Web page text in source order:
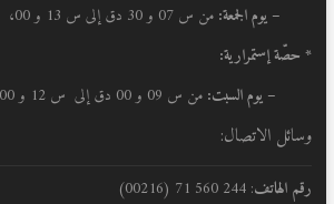
– يوم الجمعة: من س 07 و 30 دق إلى س 13 و 00،
* حصّة إستمرارية:
– يوم السبت: من س 09 و 00 دق إلى س 12 و 00 دق.
وسائل الاتصال:
رقم الهاتف: 244 560 71 (00216)